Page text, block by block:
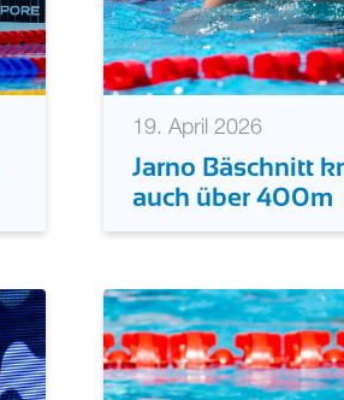
19. April 2026
Jarno Bäschnitt
auch über 400m